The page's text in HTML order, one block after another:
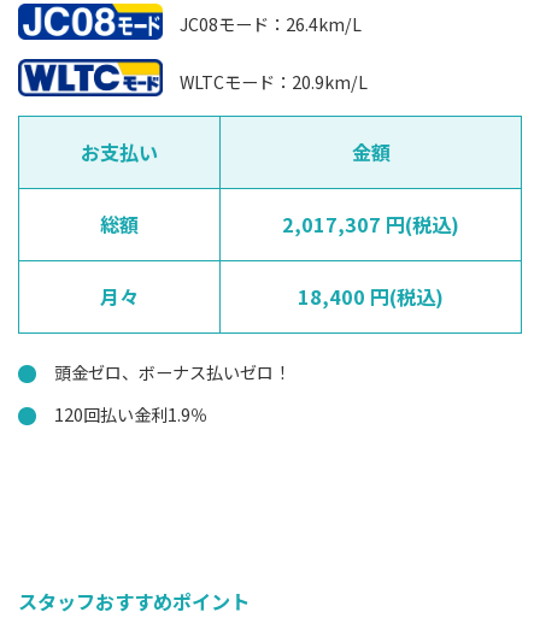
JC08モード：26.4km/L
WLTCモード：20.9km/L
お支払い 金額
総額 2,017,307 円(税込)
月々 18,400 円(税込)
頭金ゼロ、ボーナス払いゼロ！
120回払い金利1.9％
スタッフおすすめポイント